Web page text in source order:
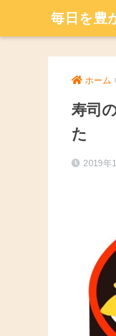
毎日を豊
ホーム
寿司
た
2019年